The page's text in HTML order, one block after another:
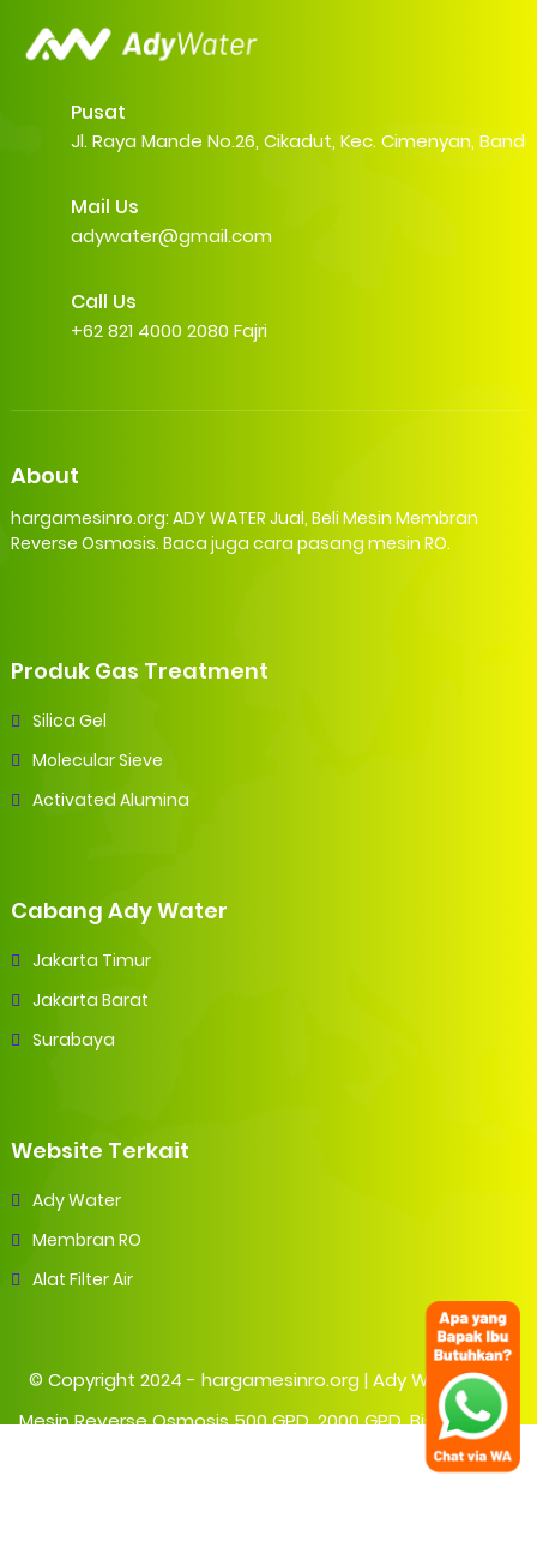
Pusat
Jl. Raya Mande No.26, Cikadut, Kec. Cimenyan,
Mail Us
adywater@gmail.com
Call Us
+62 821 4000 2080 Fajri
About
hargamesinro.org: ADY WATER Jual, Beli Mesin Membran
Reverse Osmosis. Baca juga cara pasang mesin RO.
Produk Gas Treatment
Silica Gel
Molecular Sieve
Activated Alumina
Cabang Ady Water
Jakarta Timur
Jakarta Barat
Surabaya
Website Terkait
Ady Water
Membran RO
Alat Filter Air
© Copyright 2024 - hargamesinro.org | Ady Water Jual
Mesin Reverse Osmosis 500 GPD, 2000 GPD, Bisa Pasang